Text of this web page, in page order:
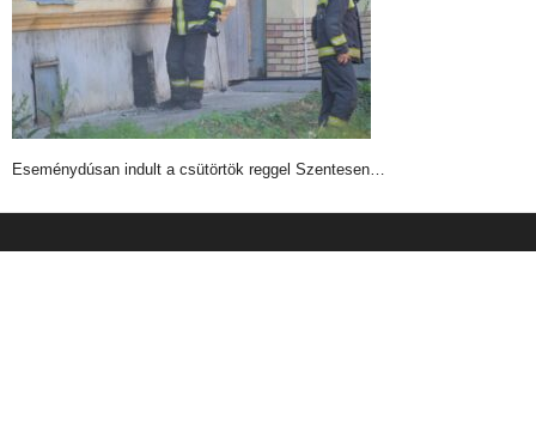
Eseménydúsan indult a csütörtök reggel Szentesen…